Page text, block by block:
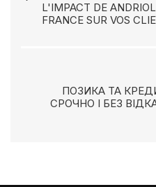
L'IMPACT DE
FRANCE SUR VOS
ПОЗИКА ТА
СРОЧНО І БЕЗ